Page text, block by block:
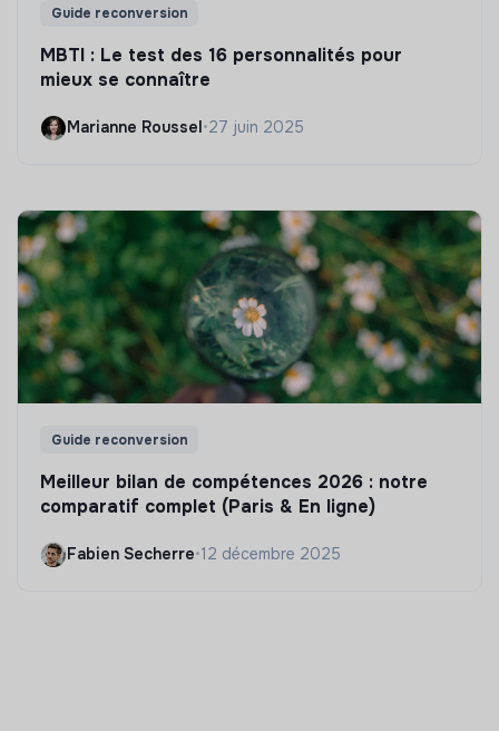
Guide reconversion
MBTI : Le test des 16 personnalités pour
mieux se connaître
Marianne Roussel •27 juin 2025
Guide reconversion
Meilleur bilan de compétences 2026 : notre
comparatif complet (Paris & En ligne)
Fabien Secherre•12 décembre 2025